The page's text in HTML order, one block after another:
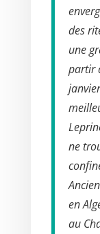
des
une
partir
ne
en
au